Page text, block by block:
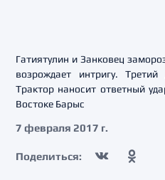
Гатиятулин и Занковец
возрождает интригу.
Трактор наносит ответный
Востоке Барыс
7 февраля 2017 г.
Поделиться: